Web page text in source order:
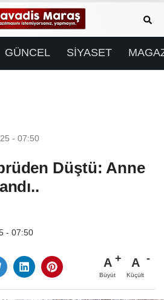
GÜNCEL SİYASET
- 07:50
Düştü: Anne
- 07:50
A
Büyüt
A
Küçült